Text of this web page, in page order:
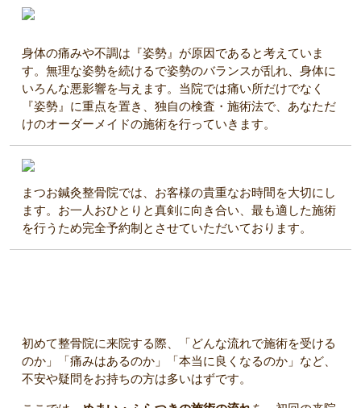
身体の痛みや不調は『姿勢』が原因であると考えていま
す。無理な姿勢を続けるで姿勢のバランスが乱れ、身体に
いろんな悪影響を与えます。当院では痛い所だけでなく
『姿勢』に重点を置き、独自の検査・施術法で、あなただ
けのオーダーメイドの施術を行っていきます。
まつお鍼灸整骨院では、お客様の貴重なお時間を大切にし
ます。お一人おひとりと真剣に向き合い、最も適した施術
を行うため完全予約制とさせていただいております。
初めて整骨院に来院する際、「どんな流れで施術を受ける
のか」「痛みはあるのか」「本当に良くなるのか」など、
不安や疑問をお持ちの方は多いはずです。